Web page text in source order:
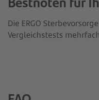
Die ERGO
Vergleichstests